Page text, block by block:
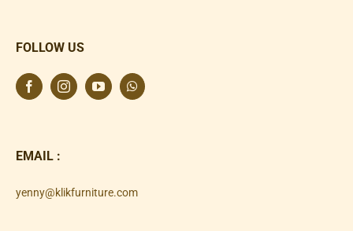
FOLLOW US
EMAIL :
yenny@klikfurniture.com